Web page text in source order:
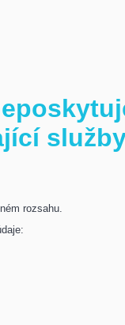
rozsahu.